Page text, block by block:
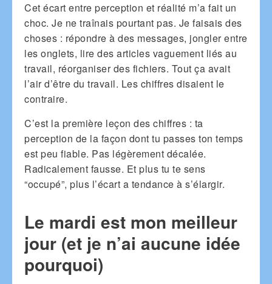
Cet écart entre perception et réalité m’a fait un
choc. Je ne traînais pourtant pas. Je faisais des
choses : répondre à des messages, jongler entre
les onglets, lire des articles vaguement liés au
travail, réorganiser des fichiers. Tout ça avait
l’air d’être du travail. Les chiffres disaient le
contraire.
C’est la première leçon des chiffres : ta
perception de la façon dont tu passes ton temps
est peu fiable. Pas légèrement décalée.
Radicalement fausse. Et plus tu te sens
“occupé”, plus l’écart a tendance à s’élargir.
Le mardi est mon meilleur
jour (et je n’ai aucune idée
pourquoi)